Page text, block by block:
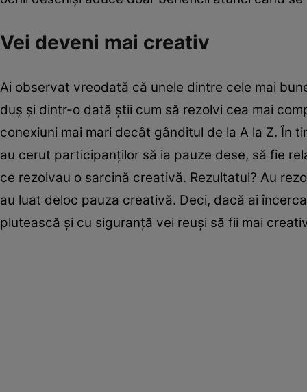
Vei deveni mai creativ
Ai observat vreodată că unele dintre cele mai
duş şi dintr-o dată ştii cum să rezolvi cea mai
conexiuni mai mari decât gânditul de la A la Z. În
au cerut participanţilor să ia pauze dese, să fie
ce rezolvau o sarcină creativă. Rezultatul? Au
au luat deloc pauza creativă. Deci, dacă ai
plutească şi cu siguranţă vei reuşi să fii mai